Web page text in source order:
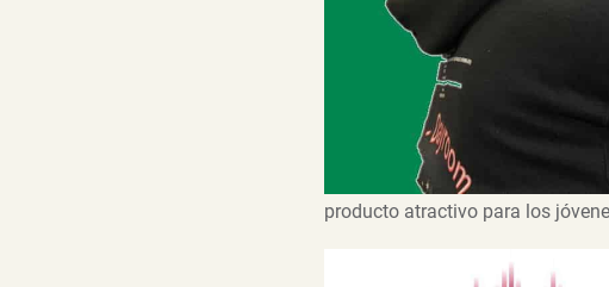
producto atractivo para los